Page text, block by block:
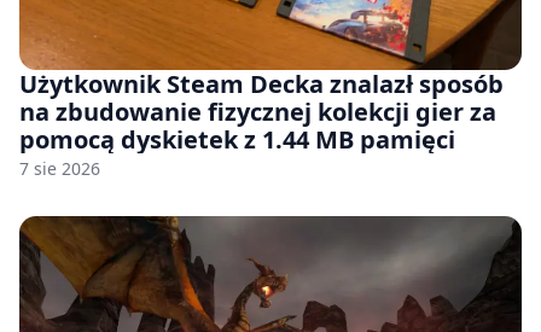
Użytkownik Steam Decka znalazł sposób
na zbudowanie fizycznej kolekcji gier za
pomocą dyskietek z 1.44 MB pamięci
7 sie 2026